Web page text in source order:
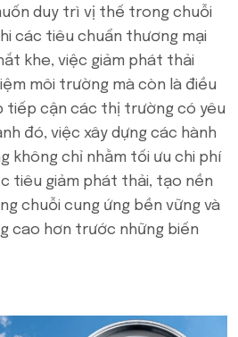
duy trì vị thế trong chuỗi
các tiêu chuẩn thương mại
khe, việc giảm phát thải
môi trường mà còn là điều
tiếp cận các thị trường có yêu
đó, việc xây dựng các hành
không chỉ nhằm tối ưu chi phí
tiêu giảm phát thải, tạo nền
chuỗi cung ứng bền vững và
cao hơn trước những biến